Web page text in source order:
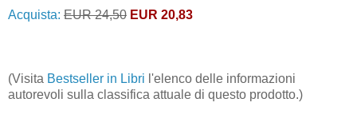
Acquista: EUR 24,50 EUR 20,83
(Visita Bestseller in Libri l'elenco delle informazioni
autorevoli sulla classifica attuale di questo prodotto.)